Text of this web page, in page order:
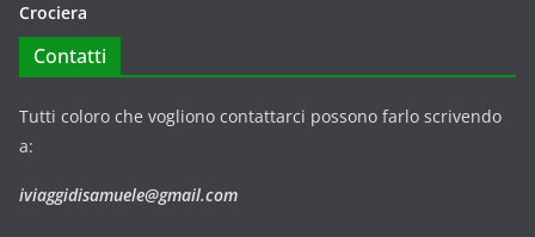
Crociera
Contatti
Tutti coloro che vogliono contattarci possono farlo scrivendo
a:
iviaggidisamuele@gmail.com